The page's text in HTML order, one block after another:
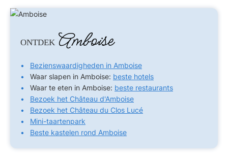
ONTDEK Amboise
Bezienswaardigheden in Amboise
Waar slapen in Amboise: beste hotels
Waar te eten in Amboise: beste restaurants
Bezoek het Château d'Amboise
Bezoek het Château du Clos Lucé
Mini-taartenpark
Beste kastelen rond Amboise